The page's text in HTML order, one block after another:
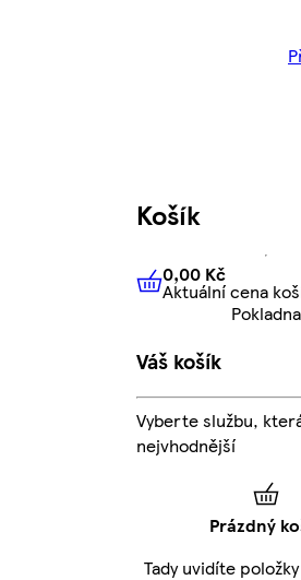
Košík
0,00 Kč
0,00 Kč
Aktuální cena
Pokladna
Váš košík
Vyberte službu,
nejvhodnější
Prázdný
Tady uvidíte